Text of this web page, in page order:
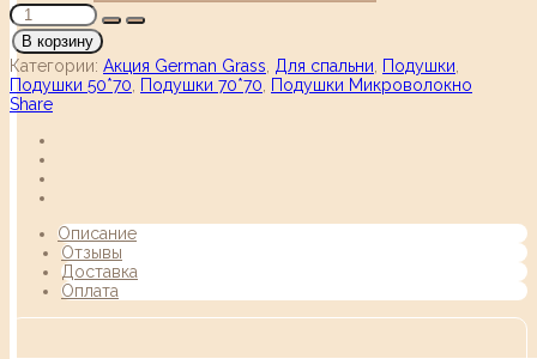
В корзину
Категории: Акция German Grass Для спальни Подушки
Подушки 50*70
Подушки 70*70
Подушки Микроволокно
Share
Описание
Отзывы
Доставка
Оплата